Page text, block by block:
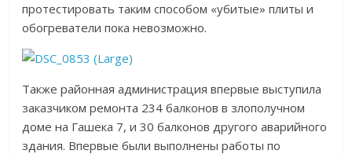
протестировать таким способом «убитые» плиты и
обогреватели пока невозможно.
Также районная администрация впервые выступила
заказчиком ремонта 234 балконов в злополучном
доме на Гашека 7, и 30 балконов другого аварийного
здания. Впервые были выполнены работы по